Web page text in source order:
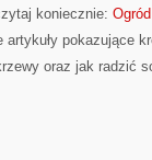
koniecznie:
artykuły pokazujące
oraz jak radzić